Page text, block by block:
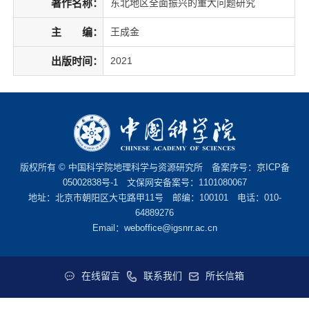
著作名称： 东北地区全面振兴的重大问题研究
主 编： 王成金
出版时间： 2021
版权所有 © 中国科学院地理科学与资源研究所 备案序号： 京ICP备
05002838号-1文保网安备案号：1101080067
地址：北京市朝阳区大屯路甲11号 邮编：100101 电话：010-
64889276
Email： weboffice@igsnrr.ac.cn
在线留言 联系我们 所长信箱